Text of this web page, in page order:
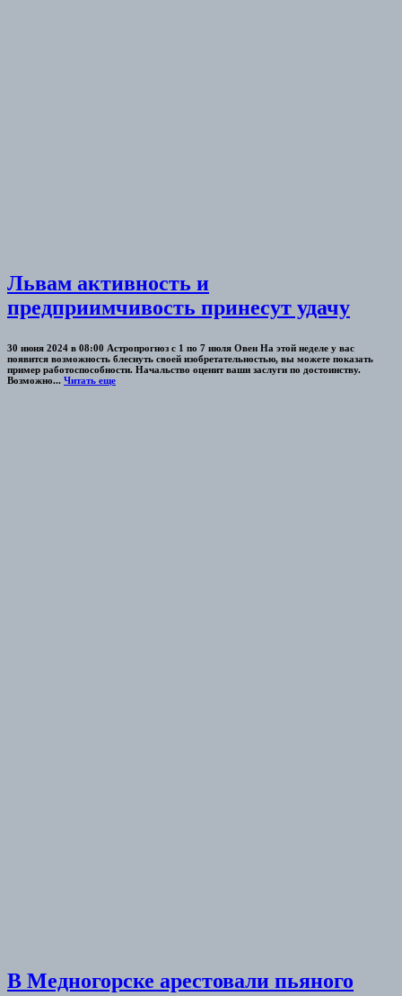
Львам активность и
предприимчивость принесут удачу
30 июня 2024 в 08:00 Астропрогноз с 1 по 7 июля Овен На этой неделе у вас
появится возможность блеснуть своей изобретательностью, вы можете показать
пример работоспособности. Начальство оценит ваши заслуги по достоинству.
Возможно... Читать еще
В Медногорске арестовали пьяного